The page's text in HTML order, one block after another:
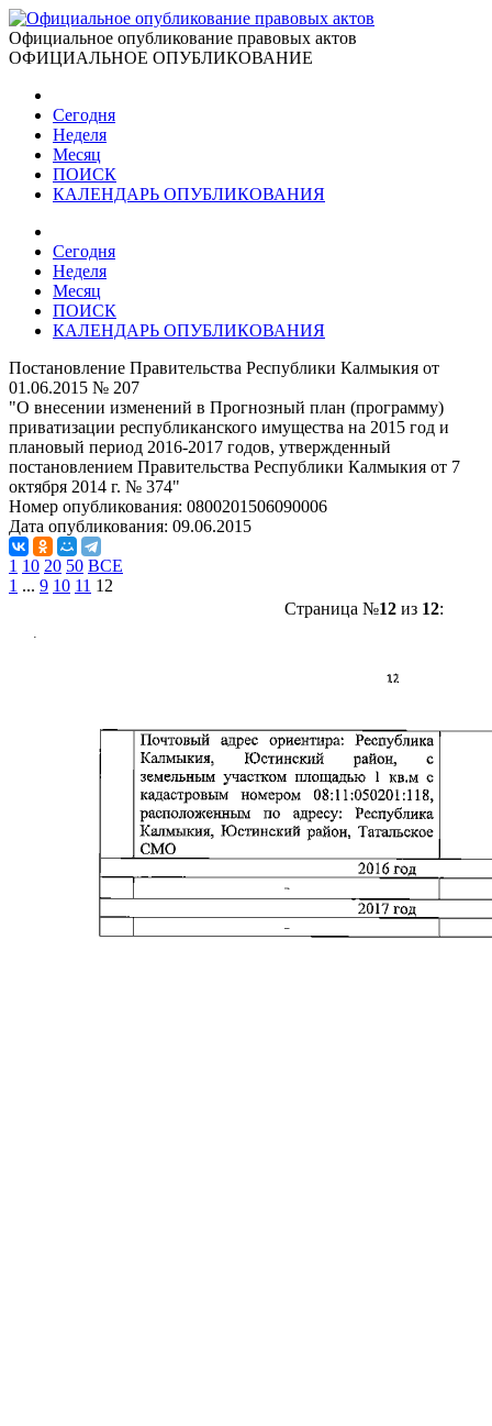
Официальное опубликование правовых актов
ОФИЦИАЛЬНОЕ ОПУБЛИКОВАНИЕ
Сегодня
Неделя
Месяц
ПОИСК
КАЛЕНДАРЬ ОПУБЛИКОВАНИЯ
Сегодня
Неделя
Месяц
ПОИСК
КАЛЕНДАРЬ ОПУБЛИКОВАНИЯ
Постановление Правительства Республики Калмыкия от
01.06.2015 № 207
"О внесении изменений в Прогнозный план (программу)
приватизации республиканского имущества на 2015 год и
плановый период 2016-2017 годов, утвержденный
постановлением Правительства Республики Калмыкия от 7
октября 2014 г. № 374"
Номер опубликования: 0800201506090006
Дата опубликования: 09.06.2015
1 10 20 50 ВСЕ
1 ... 9 10 11 12
Страница №12из 12: